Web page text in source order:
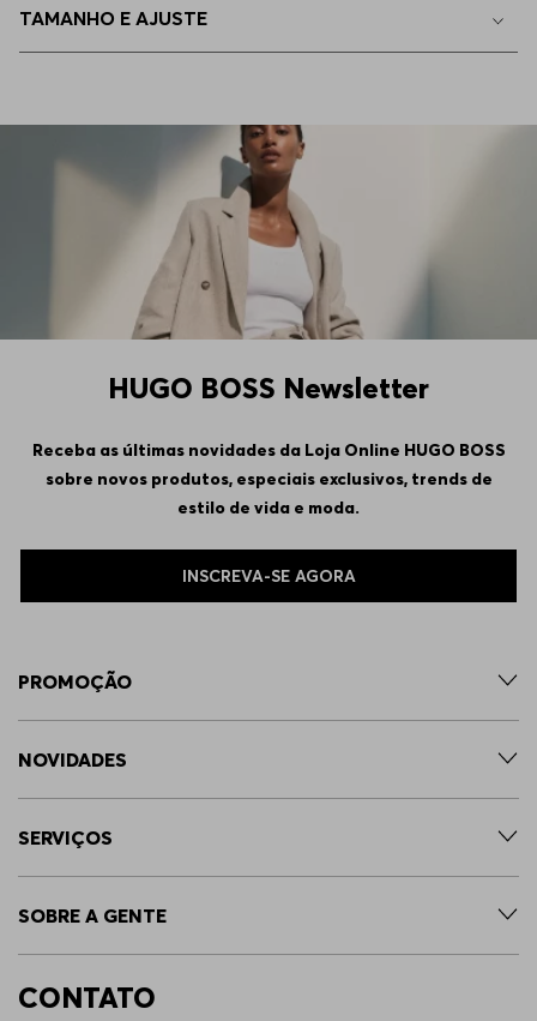
TAMANHO E AJUSTE
HUGO BOSS Newsletter
Receba as últimas novidades da Loja Online HUGO BOSS
sobre novos produtos, especiais exclusivos, trends de
estilo de vida e moda.
INSCREVA-SE AGORA
PROMOÇÃO
NOVIDADES
SERVIÇOS
SOBRE A GENTE
CONTATO